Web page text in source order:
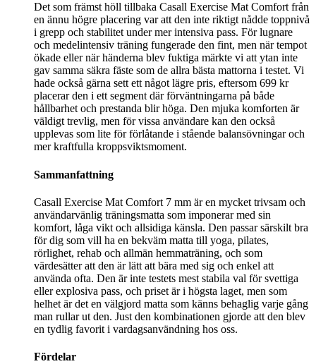
Det som främst höll tillbaka Casall Exercise Mat Comfort från
en ännu högre placering var att den inte riktigt nådde toppnivå
i grepp och stabilitet under mer intensiva pass. För lugnare
och medelintensiv träning fungerade den fint, men när tempot
ökade eller när händerna blev fuktiga märkte vi att ytan inte
gav samma säkra fäste som de allra bästa mattorna i testet. Vi
hade också gärna sett ett något lägre pris, eftersom 699 kr
placerar den i ett segment där förväntningarna på både
hållbarhet och prestanda blir höga. Den mjuka komforten är
väldigt trevlig, men för vissa användare kan den också
upplevas som lite för förlåtande i stående balansövningar och
mer kraftfulla kroppsviktsmoment.
Sammanfattning
Casall Exercise Mat Comfort 7 mm är en mycket trivsam och
användarvänlig träningsmatta som imponerar med sin
komfort, låga vikt och allsidiga känsla. Den passar särskilt bra
för dig som vill ha en bekväm matta till yoga, pilates,
rörlighet, rehab och allmän hemmaträning, och som
värdesätter att den är lätt att bära med sig och enkel att
använda ofta. Den är inte testets mest stabila val för svettiga
eller explosiva pass, och priset är i högsta laget, men som
helhet är det en välgjord matta som känns behaglig varje gång
man rullar ut den. Just den kombinationen gjorde att den blev
en tydlig favorit i vardagsanvändning hos oss.
Fördelar